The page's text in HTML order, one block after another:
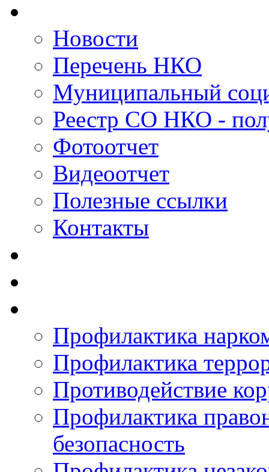
Новости
Перечень НКО
Муниципальный
Реестр СО НКО -
Фотоотчет
Видеоотчет
Полезные ссылки
Контакты
Профилактика
Профилактика
Противодействие
Профилактика
безопасность